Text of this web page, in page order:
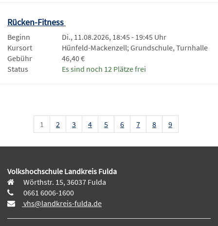
Rücken-Fitness
Beginn
Di., 11.08.2026, 18:45 - 19:45 Uhr
Kursort
Hünfeld-Mackenzell; Grundschule, Turnhalle
Gebühr
46,40 €
Status
Es sind noch 12 Plätze frei
1 2 3 4 5 6 7 8 9
Volkshochschule Landkreis Fulda
Wörthstr. 15, 36037 Fulda
0661 6006-1600
vhs@landkreis-fulda.de